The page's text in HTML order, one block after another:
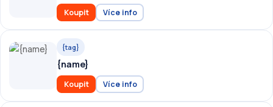
Koupit Více info
{tag}
{name}
Koupit Více info